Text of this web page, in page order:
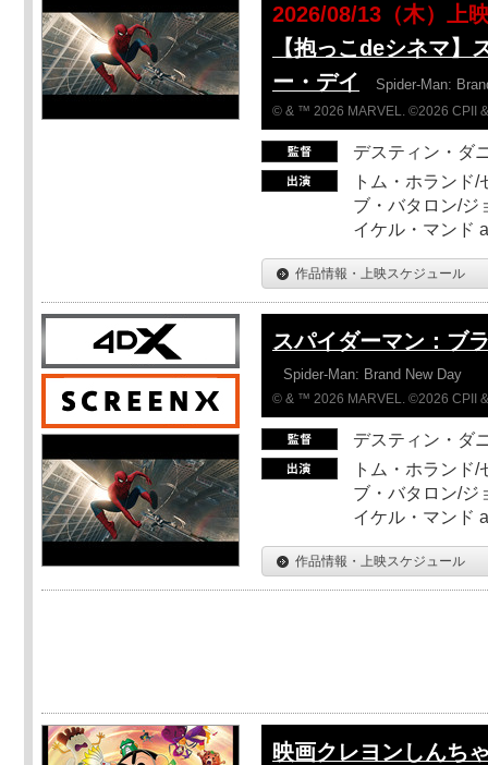
2026/08/13（木）上
【抱っこdeシネマ】
ー・デイ
Spider-Man:
© & ™ 2026 MARVEL. ©2026 CPII
デスティン・ダ
トム・ホランド
ブ・バタロン/ジ
イケル・マンド
作品情報・上映スケジュール
スパイダーマン：ブ
Spider-Man: Brand New Day
© & ™ 2026 MARVEL. ©2026 CPII
デスティン・ダ
トム・ホランド
ブ・バタロン/ジ
イケル・マンド
作品情報・上映スケジュール
映画クレヨンしんち